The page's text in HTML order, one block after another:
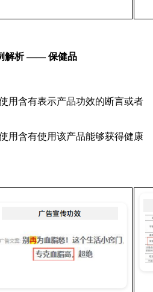
解析 —— 保健品
用含有表示产品功效的断言或者
用含有使用该产品能够获得健康